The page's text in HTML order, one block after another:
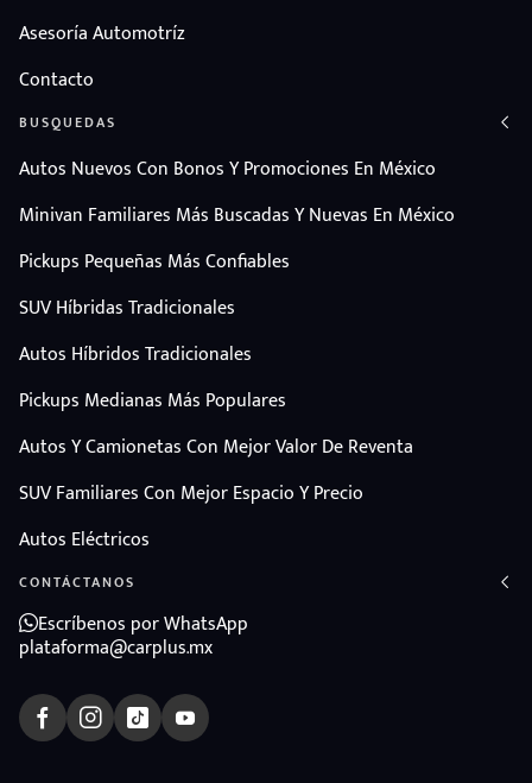
Asesoría Automotríz
Contacto
BUSQUEDAS
Autos Nuevos Con Bonos Y Promociones En México
Minivan Familiares Más Buscadas Y Nuevas En México
Pickups Pequeñas Más Confiables
SUV Híbridas Tradicionales
Autos Híbridos Tradicionales
Pickups Medianas Más Populares
Autos Y Camionetas Con Mejor Valor De Reventa
SUV Familiares Con Mejor Espacio Y Precio
Autos Eléctricos
CONTÁCTANOS
Escríbenos por WhatsApp
plataforma@carplus.mx